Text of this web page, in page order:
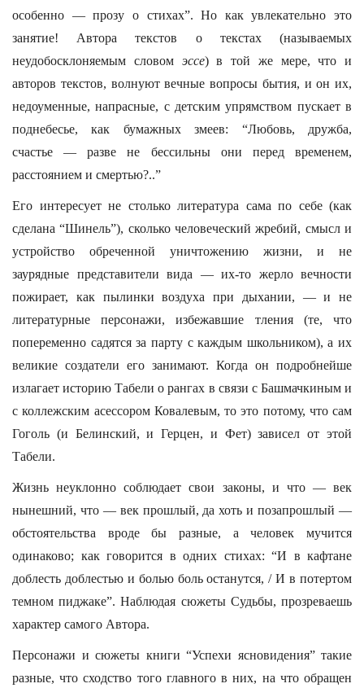
особенно — прозу о стихах”. Но как увлекательно это
занятие! Автора текстов о текстах (называемых
неудобосклоняемым словом эссе) в той же мере, что и
авторов текстов, волнуют вечные вопросы бытия, и он их,
недоуменные, напрасные, с детским упрямством пускает в
поднебесье, как бумажных змеев: “Любовь, дружба,
счастье — разве не бессильны они перед временем,
расстоянием и смертью?..”
Его интересует не столько литература сама по себе (как
сделана “Шинель”), сколько человеческий жребий, смысл и
устройство обреченной уничтожению жизни, и не
заурядные представители вида — их-то жерло вечности
пожирает, как пылинки воздуха при дыхании, — и не
литературные персонажи, избежавшие тления (те, что
попеременно садятся за парту с каждым школьником), а их
великие создатели его занимают. Когда он подробнейше
излагает историю Табели о рангах в связи с Башмачкиным и
с коллежским асессором Ковалевым, то это потому, что сам
Гоголь (и Белинский, и Герцен, и Фет) зависел от этой
Табели.
Жизнь неуклонно соблюдает свои законы, и что — век
нынешний, что — век прошлый, да хоть и позапрошлый —
обстоятельства вроде бы разные, а человек мучится
одинаково; как говорится в одних стихах: “И в кафтане
доблесть доблестью и болью боль останутся, / И в потертом
темном пиджаке”. Наблюдая сюжеты Судьбы, прозреваешь
характер самого Автора.
Персонажи и сюжеты книги “Успехи ясновидения” такие
разные, что сходство того главного в них, на что обращен